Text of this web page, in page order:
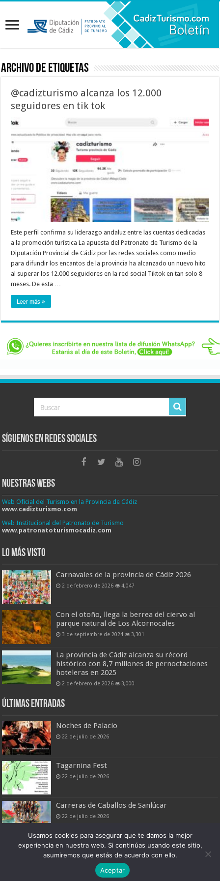
Archivo de etiquetas
@cadizturismo alcanza los 12.000
seguidores en tik tok
Este perfil confirma su liderazgo andaluz entre las cuentas dedicadas
a la promoción turística La apuesta del Patronato de Turismo de la
Diputación Provincial de Cádiz por las redes sociales como medio
para difundir los encantos de la provincia ha alcanzado un nuevo hito
al superar los 12.000 seguidores en la red social Tiktok en tan solo 8
meses. De esta …
Leer más »
Síguenos en Redes Sociales
Nuestras Webs
Web Oficial del Turismo en la Provincia de Cádiz
www.cadizturismo.com
Web Institucional del Patronato de Turismo
www.patronatoturismocadiz.com
Lo más visto
Carnavales de la provincia de Cádiz 2026
2 de febrero de 2026 4,047
Con el otoño, llega la berrea del ciervo al
parque natural de Los Alcornocales
3 de septiembre de 2024 3,301
La provincia de Cádiz alcanza su récord
histórico con 8,7 millones de pernoctaciones
hoteleras en 2025
2 de febrero de 2026 3,000
Últimas entradas
Noches de Palacio
22 de julio de 2026
Tagarnina Fest
22 de julio de 2026
Carreras de Caballos de Sanlúcar
22 de julio de 2026
Boletín Digital de Noticias Turísticas
Patronato Provincial de Turismo de Cádiz © 2026
Usamos cookies para asegurar que te damos la mejor
experiencia en nuestra web. Si continúas usando este sitio,
asumiremos que estás de acuerdo con ello.
Aceptar